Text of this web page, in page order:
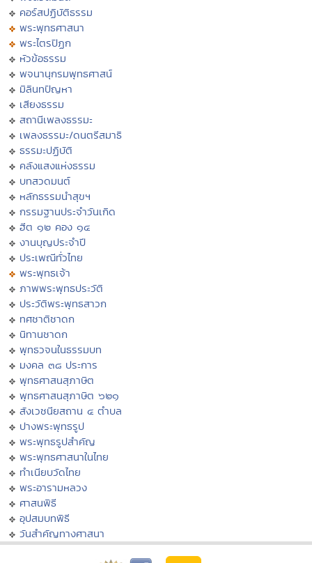
คอร์สปฏิบัติธรรม
พระพุทธศาสนา
พระไตรปิฏก
หัวข้อธรรม
พจนานุกรมพุทธศาสน์
มิลินทปัญหา
เสียงธรรม
สถานีเพลงธรรมะ
เพลงธรรมะ/ดนตรีสมาธิ
ธรรมะปฏิบัติ
คลังแสงแห่งธรรม
บทสวดมนต์
หลักธรรมนำสุขฯ
กรรมฐานประจำวันเกิด
ฮีต ๑๒ คอง ๑๔
งานบุญประจำปี
ประเพณีทั่วไทย
พระพุทธเจ้า
ภาพพระพุทธประวัติ
ประวัติพระพุทธสาวก
ทศชาติชาดก
นิทานชาดก
พุทธวจนในธรรมบท
มงคล ๓๘ ประการ
พุทธศาสนสุภาษิต
พุทธศาสนสุภาษิต ๖๒๑
สังเวชนียสถาน ๔ ตำบล
ปางพระพุทธรูป
พระพุทธรูปสำคัญ
พระพุทธศาสนาในไทย
ทำเนียบวัดไทย
พระอารามหลวง
ศาสนพิธี
อุปสมบทพิธี
วันสำคัญทางศาสนา